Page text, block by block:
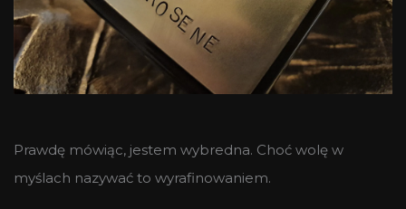
Prawdę mówiąc, jestem wybredna. Choć wolę w
myślach nazywać to wyrafinowaniem.